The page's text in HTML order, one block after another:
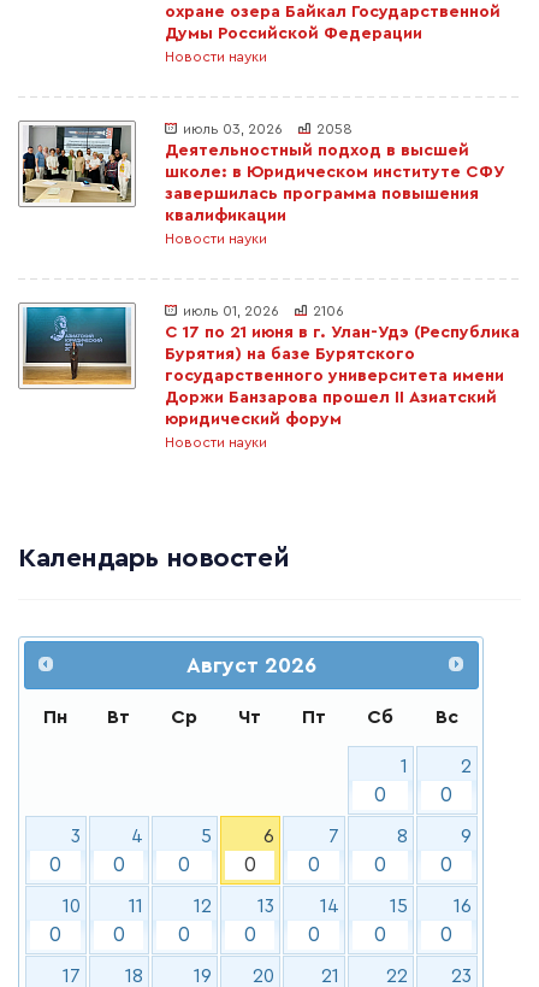
охране озера Байкал Государственной
Думы Российской Федерации
Новости науки
июль 03, 2026 2058
Деятельностный подход в высшей
школе: в Юридическом институте СФУ
завершилась программа повышения
квалификации
Новости науки
июль 01, 2026 2106
С 17 по 21 июня в г. Улан-Удэ (Республика
Бурятия) на базе Бурятского
государственного университета имени
Доржи Банзарова прошел II Азиатский
юридический форум
Новости науки
Календарь новостей
Август 2026
Пн Вт Ср Чт Пт Сб Вс
1
0
2
0
3
0
4
0
5
0
6
0
7
0
8
0
9
0
10
0
11
0
12
0
13
0
14
0
15
0
16
0
17 18 19 20 21 22 23